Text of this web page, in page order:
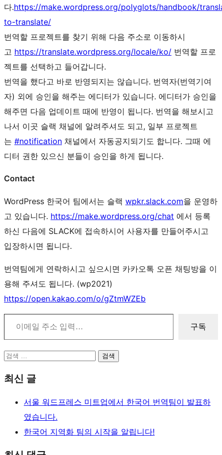
다.https://make.wordpress.org/polyglots/handbook/
to-translate/
번역할 프로젝트를 찾기 위해 다음 주소로 이동하시
고 https://translate.wordpress.org/locale/ko/ 번역할 프로
젝트를 선택하고 들어갑니다.
번역을 했다고 바로 반영되지는 않습니다. 번역자(번역기여
자) 외에 승인을 해주는 에디터가 있습니다. 에디터가 승인을
해주면 다음 업데이트 때에 반영이 됩니다. 번역을 해보시고
나서 이곳 슬랙 채널에 알려주셔도 되고, 일부 프로젝트
는 #notification 채널에서 자동공지되기도 합니다. 그때 에
디터 권한 있으신 분들이 승인을 하게 됩니다.
Contact
WordPress 한국어 팀에서는 슬랙 wpkr.slack.com을 운영하
고 있습니다. https://make.wordpress.org/chat 에서 등록
하신 다음에 SLACK에 접속하시어 사용자를 만들어주시고
입장하시면 됩니다.
번역팀에게 연락하시고 싶으시면 카카오톡 오픈 채팅방을 이
용해 주셔도 됩니다. (wp2021)
https://open.kakao.com/o/gZtmWZEb
이메일 주소 입력…
구독
사
이
트
리
검
최신 글
서울 워드프레스 미트업에서 한국어 번역팀이 발표하
였습니다.
한국어 지역화 팀의 시작을 알립니다!